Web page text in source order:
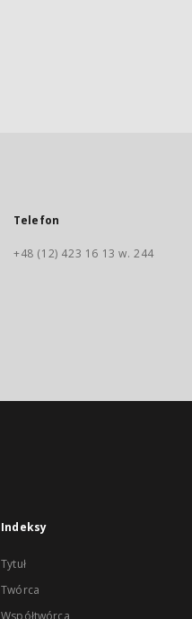
Telefon
+48 (12) 423 16 13 w. 244
Indeksy
Tytuł
Twórca
Współtwórca